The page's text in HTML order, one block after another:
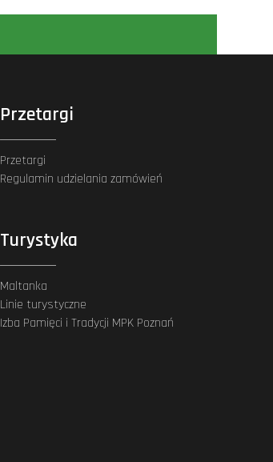
Przetargi
Przetargi
Regulamin udzielania zamówień
Turystyka
Maltanka
Linie turystyczne
Izba Pamięci i Tradycji MPK Poznań